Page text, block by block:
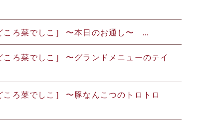
ころ菜でしこ］ 〜本日のお通し〜 …
ろ菜でしこ］ 〜グランドメニューのテイ
ろ菜でしこ］ 〜豚なんこつのトロトロ